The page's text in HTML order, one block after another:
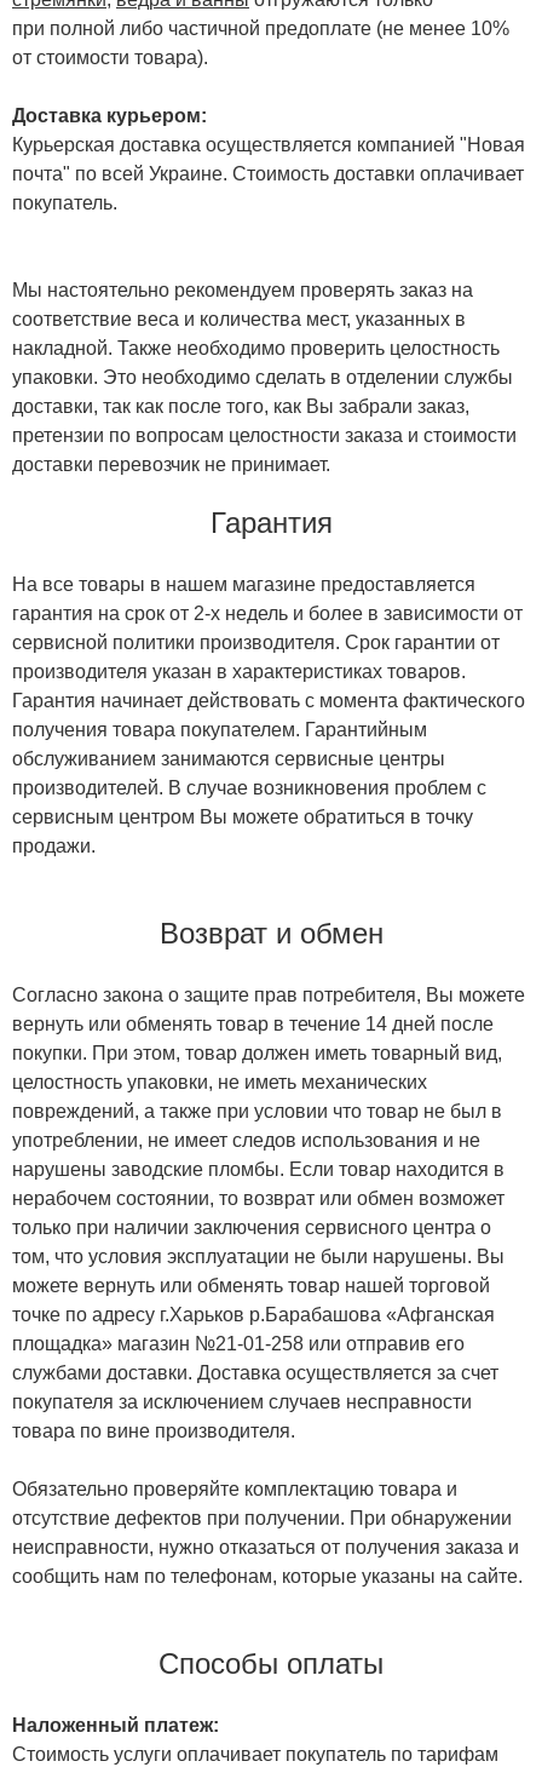
при полной либо частичной предоплате (не менее 10%
от стоимости товара).
Доставка курьером:
Курьерская доставка осуществляется компанией "Новая
почта" по всей Украине. Стоимость доставки оплачивает
покупатель.
Мы настоятельно рекомендуем проверять заказ на
соответствие веса и количества мест, указанных в
накладной. Также необходимо проверить целостность
упаковки. Это необходимо сделать в отделении службы
доставки, так как после того, как Вы забрали заказ,
претензии по вопросам целостности заказа и стоимости
доставки перевозчик не принимает.
Гарантия
На все товары в нашем магазине предоставляется
гарантия на срок от 2-х недель и более в зависимости от
сервисной политики производителя. Срок гарантии от
производителя указан в характеристиках товаров.
Гарантия начинает действовать с момента фактического
получения товара покупателем. Гарантийным
обслуживанием занимаются сервисные центры
производителей. В случае возникновения проблем с
сервисным центром Вы можете обратиться в точку
продажи.
Возврат и обмен
Согласно закона о защите прав потребителя, Вы можете
вернуть или обменять товар в течение 14 дней после
покупки. При этом, товар должен иметь товарный вид,
целостность упаковки, не иметь механических
повреждений, а также при условии что товар не был в
употреблении, не имеет следов использования и не
нарушены заводские пломбы. Если товар находится в
нерабочем состоянии, то возврат или обмен возможет
только при наличии заключения сервисного центра о
том, что условия эксплуатации не были нарушены. Вы
можете вернуть или обменять товар нашей торговой
точке по адресу г.Харьков р.Барабашова «Афганская
площадка» магазин №21-01-258 или отправив его
службами доставки. Доставка осуществляется за счет
покупателя за исключением случаев несправности
товара по вине производителя.
Обязательно проверяйте комплектацию товара и
отсутствие дефектов при получении. При обнаружении
неисправности, нужно отказаться от получения заказа и
сообщить нам по телефонам, которые указаны на сайте.
Способы оплаты
Наложенный платеж:
Стоимость услуги оплачивает покупатель по тарифам